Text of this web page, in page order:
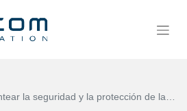
seguridad y la protección de las máquinas